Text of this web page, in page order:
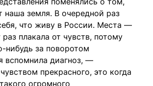
наша земля. В очередной раз
что живу в России. Места —
плакала от чувств, потому
нибудь за поворотом
диагноз, —
прекрасного, это когда
огромного